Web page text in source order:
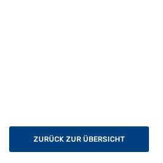
ZURÜCK ZUR ÜBERSICHT